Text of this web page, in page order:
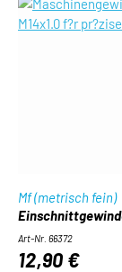
Mf (metrisch fein)
Art-Nr. 66372
12,90 €